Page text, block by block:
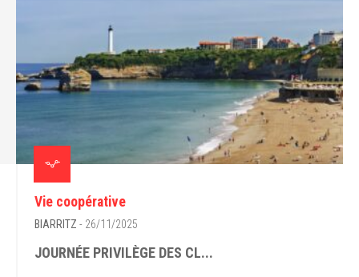
Vie coopérative
BIARRITZ - 26/11/2025
JOURNÉE PRIVILÈGE DES CL...